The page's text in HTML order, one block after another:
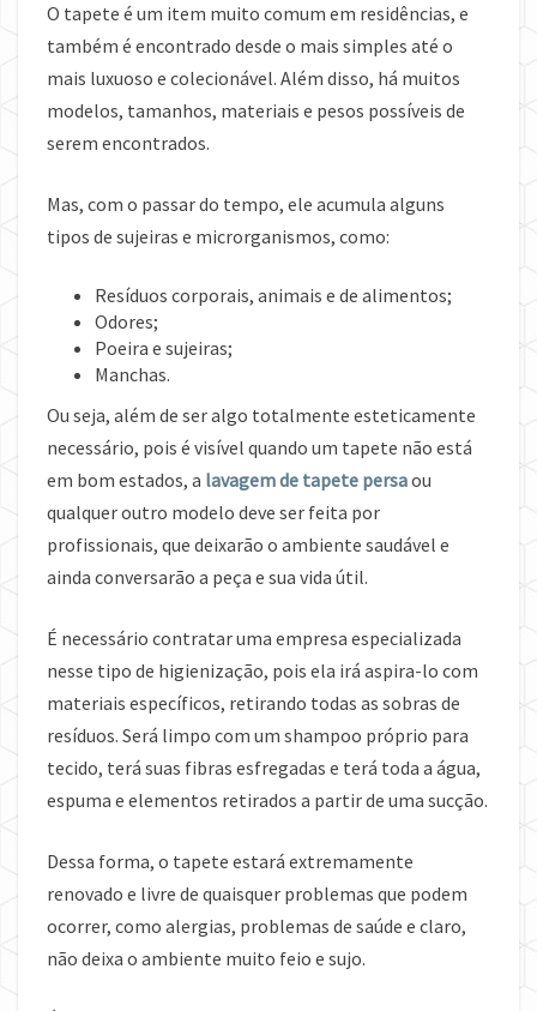
O tapete é um item muito comum em residências, e
também é encontrado desde o mais simples até o
mais luxuoso e colecionável. Além disso, há muitos
modelos, tamanhos, materiais e pesos possíveis de
serem encontrados.
Mas, com o passar do tempo, ele acumula alguns
tipos de sujeiras e microrganismos, como:
Resíduos corporais, animais e de alimentos;
Odores;
Poeira e sujeiras;
Manchas.
Ou seja, além de ser algo totalmente esteticamente
necessário, pois é visível quando um tapete não está
em bom estados, a lavagem de tapete persaou
qualquer outro modelo deve ser feita por
profissionais, que deixarão o ambiente saudável e
ainda conversarão a peça e sua vida útil.
É necessário contratar uma empresa especializada
nesse tipo de higienização, pois ela irá aspira-lo com
materiais específicos, retirando todas as sobras de
resíduos. Será limpo com um shampoo próprio para
tecido, terá suas fibras esfregadas e terá toda a água,
espuma e elementos retirados a partir de uma sucção.
Dessa forma, o tapete estará extremamente
renovado e livre de quaisquer problemas que podem
ocorrer, como alergias, problemas de saúde e claro,
não deixa o ambiente muito feio e sujo.